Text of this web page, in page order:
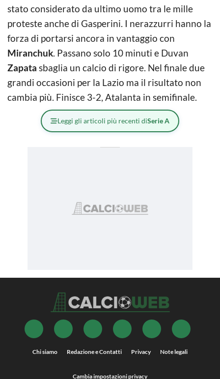
stato considerato da ultimo uomo tra le mille
proteste anche di Gasperini. I nerazzurri hanno la
forza di portarsi ancora in vantaggio con
Miranchuk. Passano solo 10 minuti e Duvan
Zapata sbaglia un calcio di rigore. Nel finale due
grandi occasioni per la Lazio ma il risultato non
cambia più. Finisce 3-2, Atalanta in semifinale.
Leggi gli articoli più recenti diSerie A
Chi siamo Redazione e Contatti Privacy Note legali
Cambia impostazioni privacy